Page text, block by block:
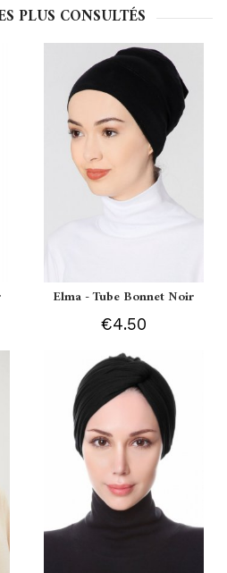
PLUS CONSULTÉS
Elma - Tube Bonnet Noir
€4.50